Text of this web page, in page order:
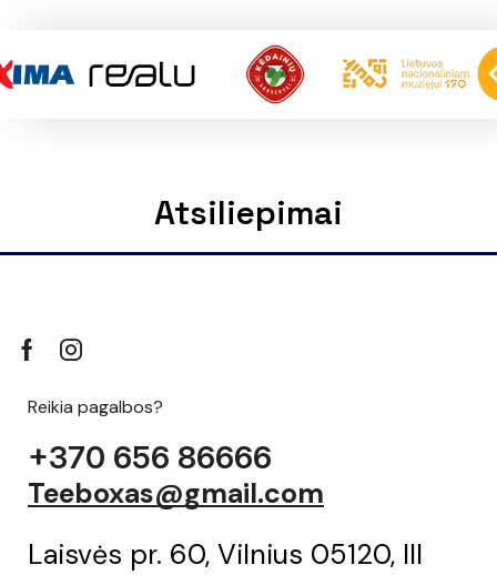
Atsiliepimai
Reikia pagalbos?
+370 656 86666
Teeboxas@gmail.com
Laisvės pr. 60, Vilnius 05120, III